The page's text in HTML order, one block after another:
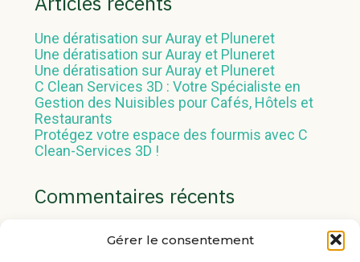
Gérer le consentement
Une dératisation sur Auray et Pluneret
Une dératisation sur Auray et Pluneret
Une dératisation sur Auray et Pluneret
C Clean Services 3D : Votre Spécialiste en
Gestion des Nuisibles pour Cafés, Hôtels et
Restaurants
Protégez votre espace des fourmis avec C
Clean-Services 3D !
Commentaires récents